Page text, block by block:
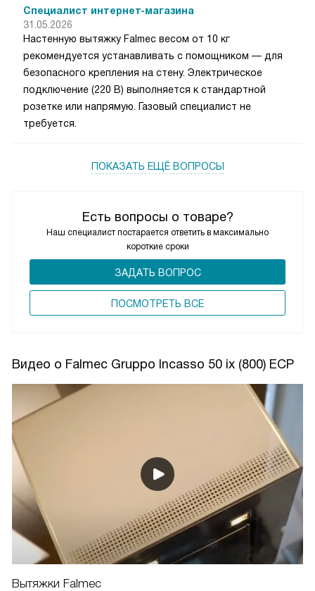
Есть вопросы о товаре?
Наш специалист постарается ответить в максимально
короткие сроки
ЗАДАТЬ ВОПРОС
ПОCМОТРЕТЬ ВСЕ
Специалист интернет-магазина
31.05.2026
Настенную вытяжку Falmec весом от 10 кг
рекомендуется устанавливать с помощником — для
безопасного крепления на стену. Электрическое
подключение (220 В) выполняется к стандартной
розетке или напрямую. Газовый специалист не
требуется.
ПОКАЗАТЬ ЕЩЁ ВОПРОСЫ
Видео о Falmec Gruppo Incasso 50 ix (800) ECP
Вытяжки Falmec